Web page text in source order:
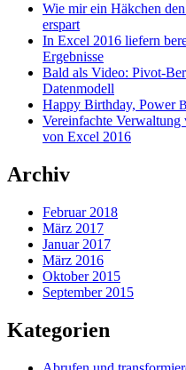
Wie mir ein Häkchen den
erspart
In Excel 2016 liefern
Ergebnisse
Bald als Video: Pivot-
Datenmodell
Happy Birthday, Power
Vereinfachte
von Excel 2016
Archiv
Februar 2018
März 2017
Januar 2017
März 2016
Oktober 2015
September 2015
Kategorien